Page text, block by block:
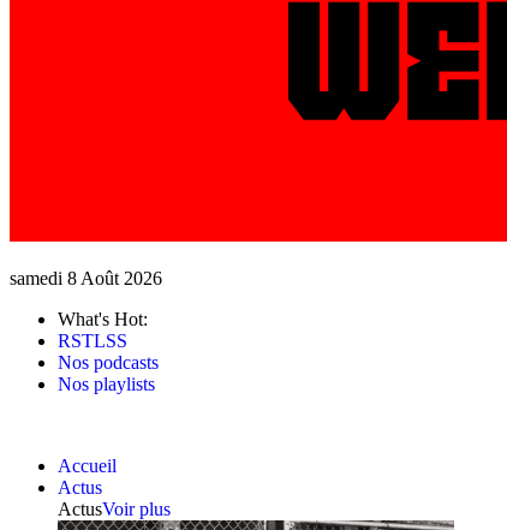
samedi 8 Août 2026
What's Hot:
RSTLSS
Nos podcasts
Nos playlists
Accueil
Actus
ActusVoir plus